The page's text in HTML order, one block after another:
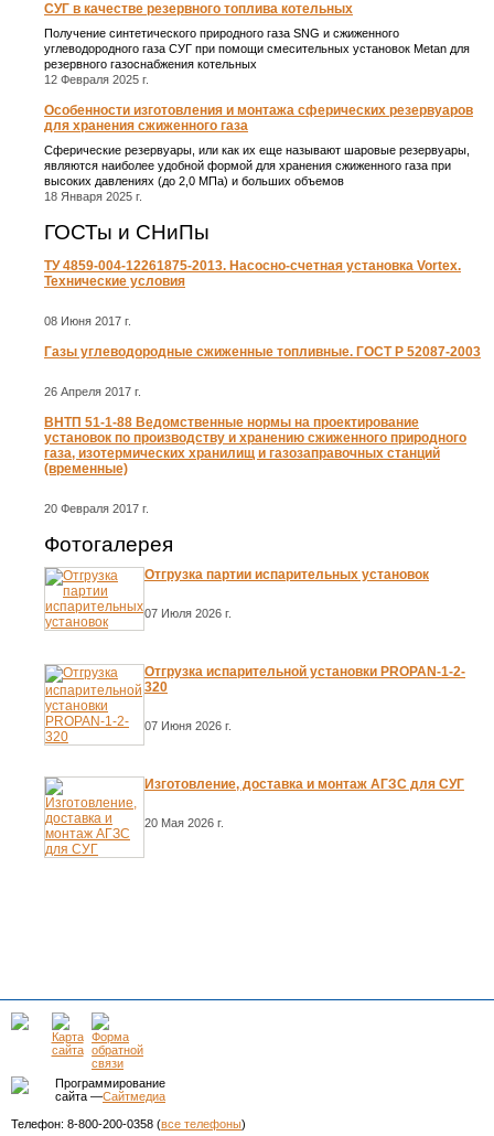
СУГ в качестве резервного топлива котельных
Получение синтетического природного газа SNG и сжиженного
углеводородного газа СУГ при помощи смесительных установок Metan для
резервного газоснабжения котельных
12 Февраля 2025 г.
Особенности изготовления и монтажа сферических резервуаров
для хранения сжиженного газа
Сферические резервуары, или как их еще называют шаровые резервуары,
являются наиболее удобной формой для хранения сжиженного газа при
высоких давлениях (до 2,0 МПа) и больших объемов
18 Января 2025 г.
ГОСТы и СНиПы
ТУ 4859-004-12261875-2013. Насосно-счетная установка Vortex.
Технические условия
08 Июня 2017 г.
Газы углеводородные сжиженные топливные. ГОСТ Р 52087-2003
26 Апреля 2017 г.
ВНТП 51-1-88 Ведомственные нормы на проектирование
установок по производству и хранению сжиженного природного
газа, изотермических хранилищ и газозаправочных станций
(временные)
20 Февраля 2017 г.
Фотогалерея
Отгрузка партии испарительных установок
07 Июля 2026 г.
Отгрузка испарительной установки PROPAN-1-2-
320
07 Июня 2026 г.
Изготовление, доставка и монтаж АГЗС для СУГ
20 Мая 2026 г.
Программирование
сайта —Сайтмедиа
Телефон: 8-800-200-0358 (все телефоны)